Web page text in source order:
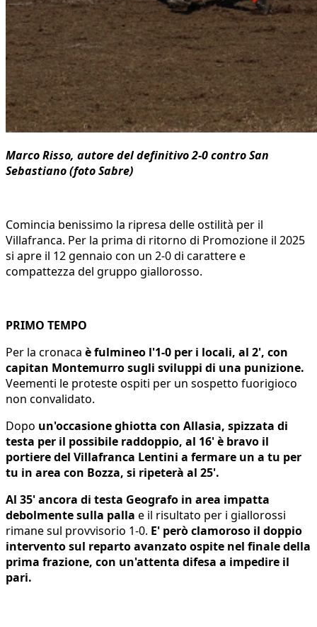
Marco Risso, autore del definitivo 2-0 contro San
Sebastiano (foto Sabre)
Comincia benissimo la ripresa delle ostilità per il
Villafranca. Per la prima di ritorno di Promozione il 2025
si apre il 12 gennaio con un 2-0 di carattere e
compattezza del gruppo giallorosso.
PRIMO TEMPO
Per la cronaca è fulmineo l'1-0 per i locali, al 2', con
capitan Montemurro sugli sviluppi di una punizione.
Veementi le proteste ospiti per un sospetto fuorigioco
non convalidato.
Dopo un'occasione ghiotta con Allasia, spizzata di
testa per il possibile raddoppio, al 16' è bravo il
portiere del Villafranca Lentini a fermare un a tu per
tu in area con Bozza, si ripeterà al 25'.
Al 35' ancora di testa Geografo in area impatta
debolmente sulla palla e il risultato per i giallorossi
rimane sul provvisorio 1-0. E' però clamoroso il doppio
intervento sul reparto avanzato ospite nel finale della
prima frazione, con un'attenta difesa a impedire il
pari.